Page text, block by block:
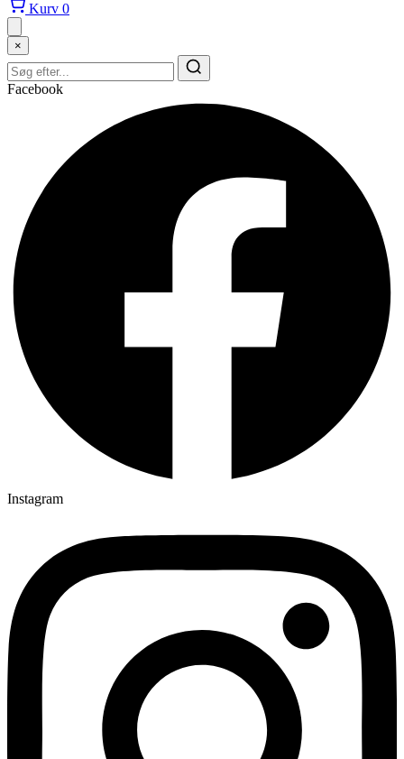
Kurv 0
×
Facebook
Instagram